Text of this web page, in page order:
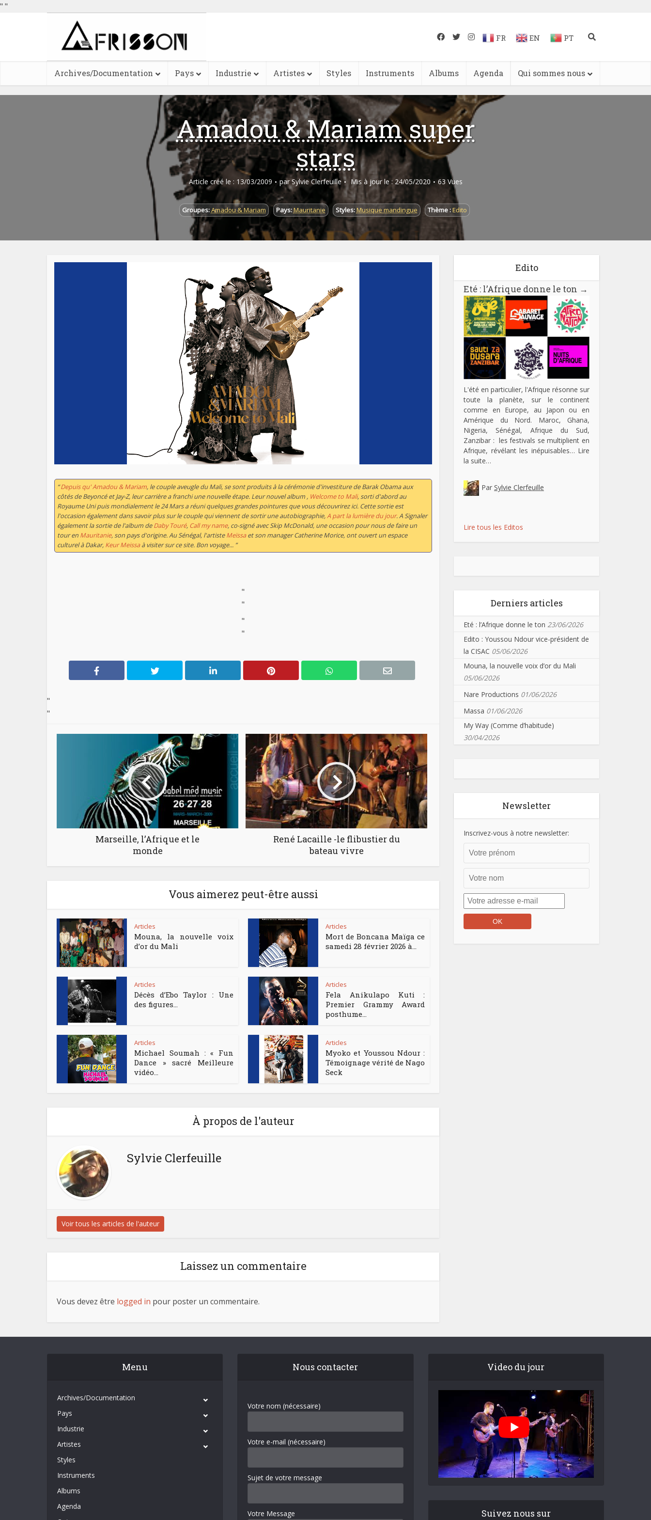
" "
FR EN PT
Archives/Documentation Pays Industrie Artistes Styles Instruments Albums Agenda Qui sommes nous
Amadou & Mariam super
stars
Article créé le : 13/03/2009 par Sylvie Clerfeuille Mis à jour le : 24/05/2020 63 Vues
Groupes:Amadou & Mariam Pays:Mauritanie Styles:Musique mandingue Thème :Edito
“Depuis qu' Amadou & Mariam, le couple aveugle du Mali, se sont produits à la cérémonie d'investiture de Barak Obama aux
côtés de Beyoncé et Jay-Z, leur carrière a franchi une nouvelle étape. Leur nouvel album , Welcome to Mali, sorti d'abord au
Royaume Uni puis mondialement le 24 Mars a réuni quelques grandes pointures que vous découvrirez ici. Cette sortie est
l'occasion également dans savoir plus sur le couple qui viennent de sortir une autobiographie,A part la lumière du jour. A Signaler
également la sortie de l'album deDaby Touré, Call my name, co-signé avec Skip McDonald, une occasion pour nous de faire un
tour en Mauritanie, son pays d'origine. Au Sénégal, l'artisteMeïssaet son manager Catherine Morice, ont ouvert un espace
culturel à Dakar, Keur Meissaà visiter sur ce site. Bon voyage... ”
"
"
"
"
"
"
Marseille, l’Afrique et le
monde
René Lacaille -le flibustier du
bateau vivre
Vous aimerez peut-être aussi
Articles
Mouna, la nouvelle voix
d’or du Mali
Articles
Mort de Boncana Maïga ce
samedi 28 février 2026 à...
Articles
Décès d’Ebo Taylor : Une
des figures...
Articles
Fela Anikulapo Kuti :
Premier Grammy Award
posthume...
Articles
Michael Soumah : « Fun
Dance » sacré Meilleure
vidéo...
Articles
Myoko et Youssou Ndour :
Témoignage vérité de Nago
Seck
À propos de l'auteur
Sylvie Clerfeuille
Voir tous les articles de l'auteur
Laissez un commentaire
Vous devez être logged in pour poster un commentaire.
Edito
Eté : l’Afrique donne le ton →
L'été en particulier, l'Afrique résonne sur
toute la planète, sur le continent
comme en Europe, au Japon ou en
Amérique du Nord. Maroc, Ghana,
Nigeria, Sénégal, Afrique du Sud,
Zanzibar : les festivals se multiplient en
Afrique, révélant les inépuisables… Lire
la suite…
Par Sylvie Clerfeuille
Lire tous les Editos
Derniers articles
Eté : l’Afrique donne le ton 23/06/2026
Edito : Youssou Ndour vice-président de
la CISAC 05/06/2026
Mouna, la nouvelle voix d’or du Mali
05/06/2026
Nare Productions 01/06/2026
Massa 01/06/2026
My Way (Comme d’habitude)
30/04/2026
Newsletter
Inscrivez-vous à notre newsletter:
Menu
Archives/Documentation
Pays
Industrie
Artistes
Styles
Instruments
Albums
Agenda
Nous contacter
Votre nom (nécessaire)
Votre e-mail (nécessaire)
Sujet de votre message
Votre Message
Video du jour
Suivez nous sur